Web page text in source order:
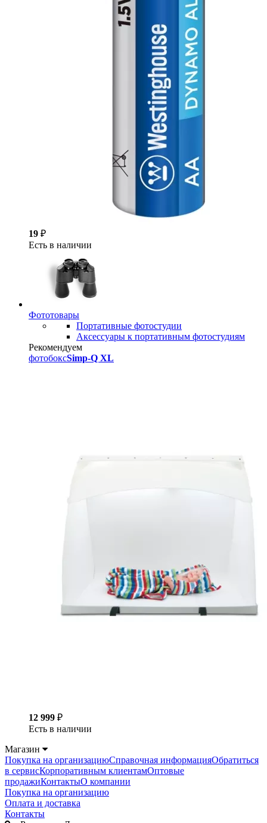
19 ₽
Есть в наличии
Фототовары
Портативные фотостудии
Аксессуары к портативным фотостудиям
Рекомендуем
фотобоксSimp-Q XL
12 999 ₽
Есть в наличии
Магазин
Покупка на организациюСправочная информацияОбратиться
в сервисКорпоративным клиентамОптовые
продажиКонтактыО компании
Покупка на организацию
Оплата и доставка
Контакты